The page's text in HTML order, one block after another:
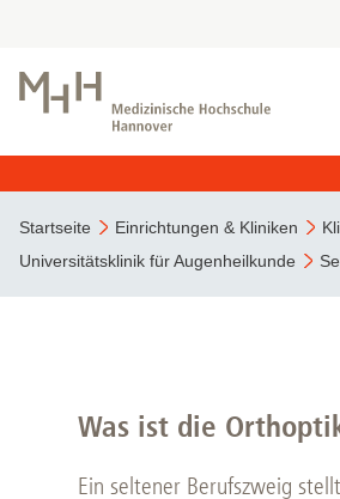
Startseite Einrichtungen & Kliniken
Universitätsklinik für Augenheilkunde
Was ist die
Ein seltener Berufszweig